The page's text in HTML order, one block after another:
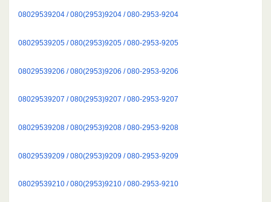
08029539204 / 080(2953)9204 / 080-2953-9204
08029539205 / 080(2953)9205 / 080-2953-9205
08029539206 / 080(2953)9206 / 080-2953-9206
08029539207 / 080(2953)9207 / 080-2953-9207
08029539208 / 080(2953)9208 / 080-2953-9208
08029539209 / 080(2953)9209 / 080-2953-9209
08029539210 / 080(2953)9210 / 080-2953-9210